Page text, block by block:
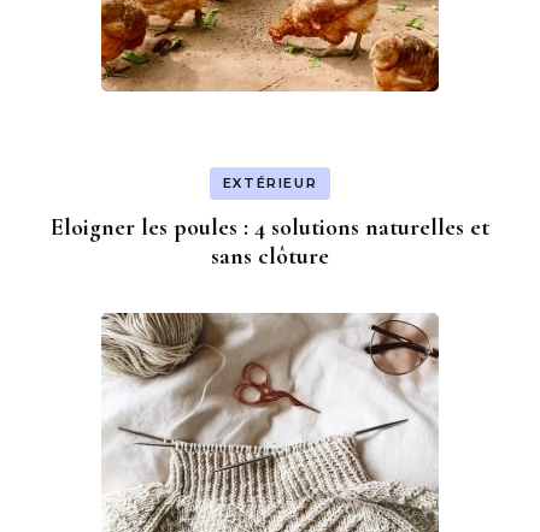
EXTÉRIEUR
Eloigner les poules : 4 solutions naturelles et
sans clôture